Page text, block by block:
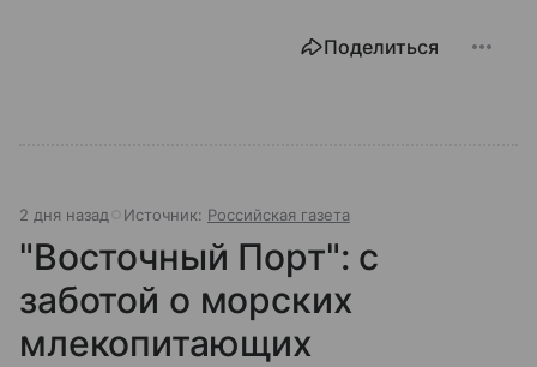
Поделиться
2 дня назад Источник: Российская газета
"Восточный Порт": с
заботой о морских
млекопитающих